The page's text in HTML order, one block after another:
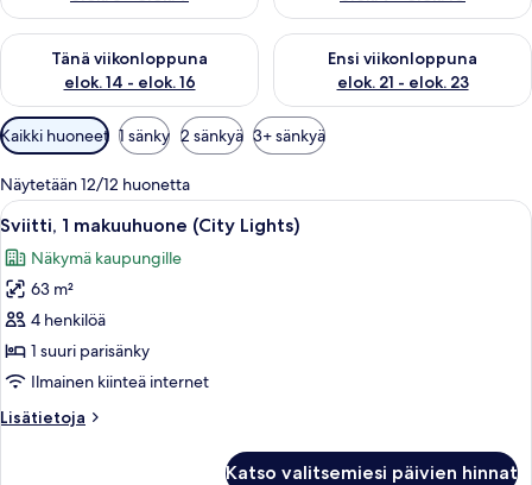
Tänä viikonloppuna
elok. 14 - elok. 16
Tarkista tämän viikonlopun saatavuus elok. 14 - elok. 16
Ensi viikonloppuna
elok. 21 - elok. 23
Tarkista ensi viikonlopun
Huoneille
saatavilla
olevia
suodattimia
Kaikki huoneet 1 sänky 2 sänkyä 3+ sänkyä
Näytetään 12/12 huonetta
Avaa
kaikki
huonetyypin
Sviitti,
1
makuuhuone
(City
kuvat
Moderni keittiö, jossa on tummat
7
Sviitti, 1 makuuhuone (City Lights)
Näkymä kaupungille
63 m²
4 henkilöä
1 suuri parisänky
Ilmainen kiinteä internet
Lisätietoja
Lisätietoja
Katso valitsemiesi päivien hinnat